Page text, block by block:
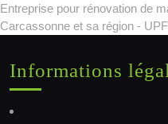
Entreprise pour rénovation de
Carcassonne et sa région -
Informations